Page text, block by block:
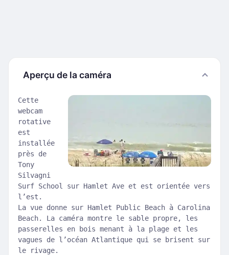
Aperçu de la caméra
Cette
webcam
rotative
est
installée
près de
Tony
Silvagni
Surf School sur Hamlet Ave et est orientée vers
l’est.
La vue donne sur Hamlet Public Beach à Carolina
Beach. La caméra montre le sable propre, les
passerelles en bois menant à la plage et les
vagues de l’océan Atlantique qui se brisent sur
le rivage.